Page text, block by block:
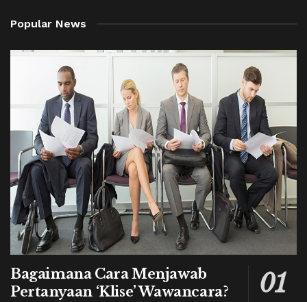
Popular News
Bagaimana Cara Menjawab
Pertanyaan ‘Klise’ Wawancara?